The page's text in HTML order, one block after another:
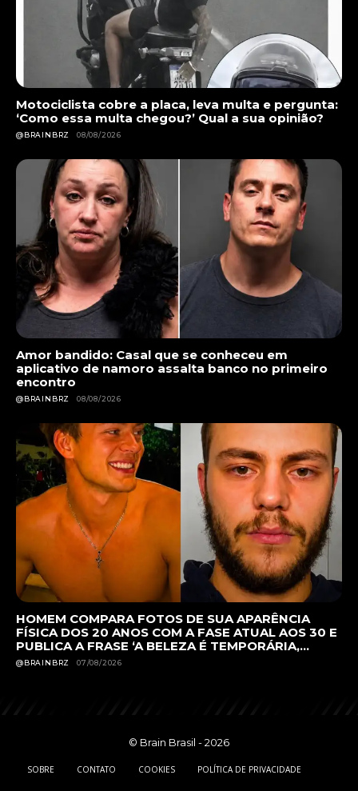
Motociclista cobre a placa, leva multa e pergunta:
‘Como essa multa chegou?’ Qual a sua opinião?
@BRAINBRZ 08/08/2026
Amor bandido: Casal que se conheceu em
aplicativo de namoro assalta banco no primeiro
encontro
@BRAINBRZ 08/08/2026
HOMEM COMPARA FOTOS DE SUA APARÊNCIA
FÍSICA DOS 20 ANOS COM A FASE ATUAL AOS 30 E
PUBLICA A FRASE ‘A BELEZA É TEMPORÁRIA,...
@BRAINBRZ 07/08/2026
© Brain Brasil - 2026
SOBRE CONTATO COOKIES POLÍTICA DE PRIVACIDADE